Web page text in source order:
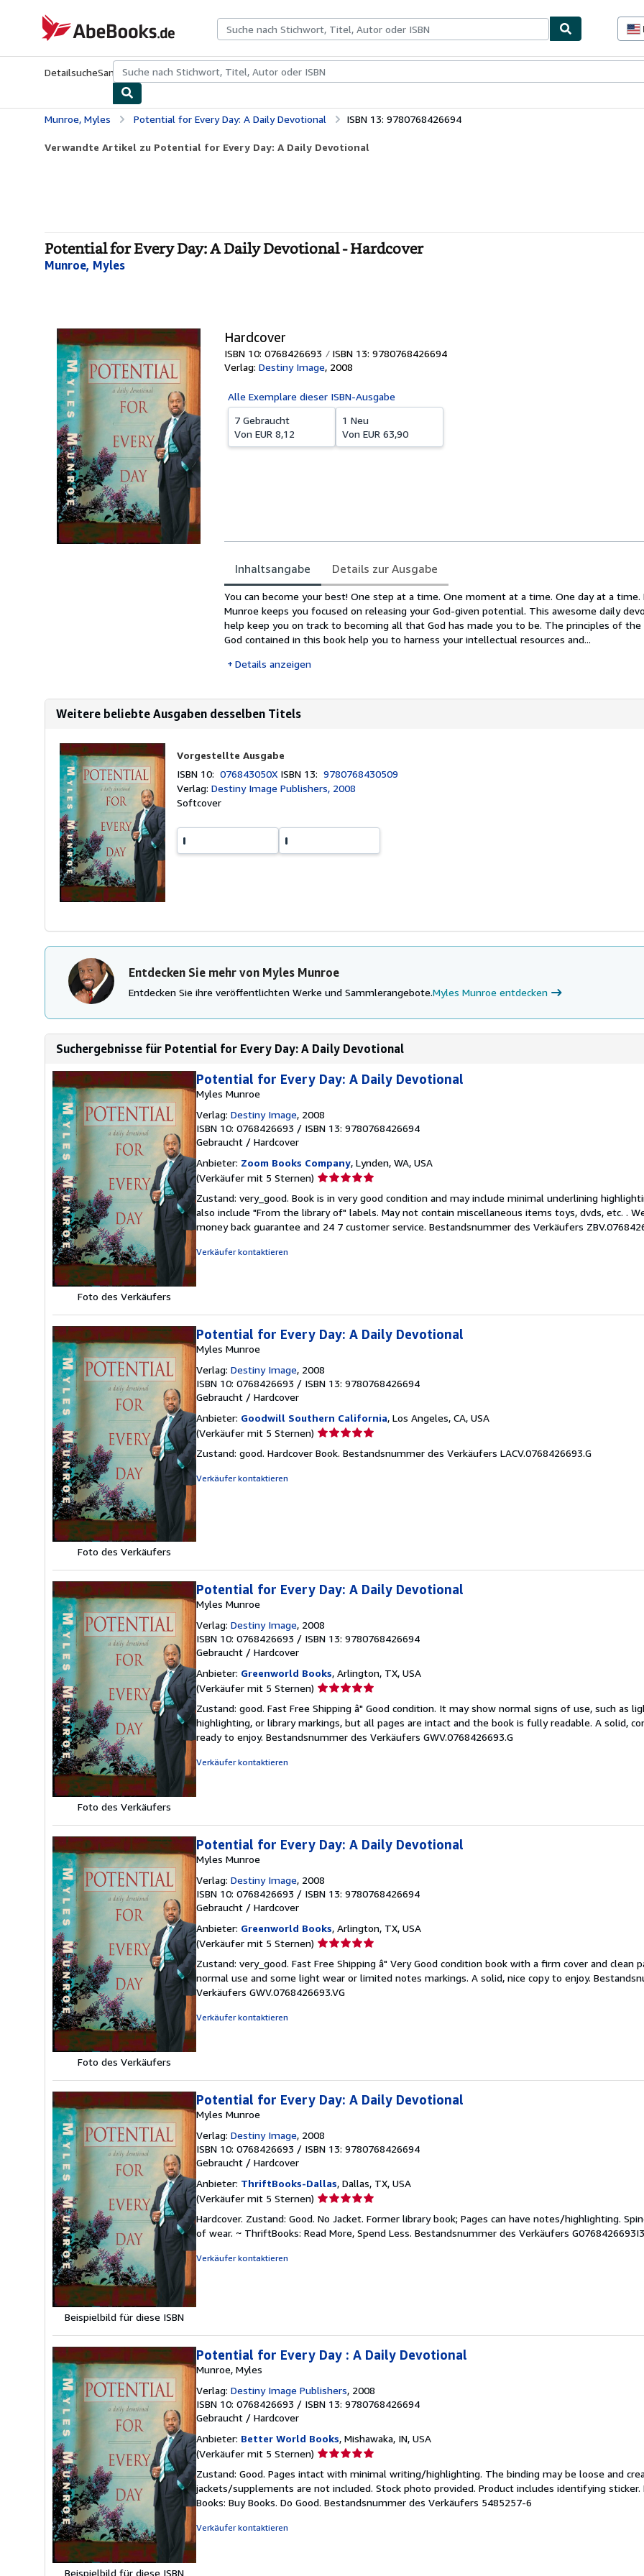
AbeBooks.de
DetailsucheSammlungenAntiquarische BücherKunst & Sammlerstücke
Munroe, Myles Potential for Every Day: A Daily Devotional ISBN 13: 9780768426694
Verwandte Artikel zu Potential for Every Day: A Daily Devotional
Potential for Every Day: A Daily Devotional - Hardcover
Munroe, Myles
Hardcover
ISBN 10: 0768426693
ISBN 13: 9780768426694
Verlag: Destiny Image, 2008
Alle Exemplare dieser ISBN-Ausgabe
7 Gebraucht
Von EUR 8,12
1 Neu
Von EUR 63,90
Inhaltsangabe Details zur Ausgabe
Inhaltsangabe
You can become your best! One step at a time. One moment at a time. One day at a time.
Munroe keeps you focused on releasing your God-given potential. This awesome daily
help keep you on track to becoming all that God has made you to be. The principles of
God contained in this book help you to harness your intellectual resources and...
Details anzeigen
Weitere beliebte Ausgaben desselben Titels
Vorgestellte Ausgabe
ISBN 10:076843050X ISBN 13:9780768430509
Verlag:Destiny Image Publishers, 2008
Softcover
Entdecken Sie mehr von Myles Munroe
Entdecken Sie ihre veröffentlichten Werke und Sammlerangebote.Myles Munroe entdecken
Suchergebnisse für Potential for Every Day: A Daily Devotional
Foto des Verkäufers
Potential for Every Day: A Daily Devotional
Myles Munroe
Verlag: Destiny Image, 2008
ISBN 10: 0768426693 / ISBN 13: 9780768426694
Gebraucht / Hardcover
Anbieter: Zoom Books Company, Lynden, WA, USA
(Verkäufer mit 5 Sternen) Verkäuferbewertung
von
5
Sternen
Zustand: very_good. Book is in very good condition and may include minimal underlining
also include "From the library of" labels. May not contain miscellaneous items toys, dvds, etc. .
money back guarantee and 24 7 customer service. Bestandsnummer des Verkäufers
Verkäufer kontaktieren
Foto des Verkäufers
Potential for Every Day: A Daily Devotional
Myles Munroe
Verlag: Destiny Image, 2008
ISBN 10: 0768426693 / ISBN 13: 9780768426694
Gebraucht / Hardcover
Anbieter: Goodwill Southern California, Los Angeles, CA, USA
(Verkäufer mit 5 Sternen) Verkäuferbewertung
von
Zustand: good. Hardcover Book. Bestandsnummer des Verkäufers LACV.0768426693.G
Verkäufer kontaktieren
Foto des Verkäufers
Potential for Every Day: A Daily Devotional
Myles Munroe
Verlag: Destiny Image, 2008
ISBN 10: 0768426693 / ISBN 13: 9780768426694
Gebraucht / Hardcover
Anbieter: Greenworld Books, Arlington, TX, USA
(Verkäufer mit 5 Sternen) Verkäuferbewertung
von
5
Sternen
Zustand: good. Fast Free Shipping â" Good condition. It may show normal signs of use, such as
highlighting, or library markings, but all pages are intact and the book is fully readable. A solid,
ready to enjoy. Bestandsnummer des Verkäufers GWV.0768426693.G
Verkäufer kontaktieren
Foto des Verkäufers
Potential for Every Day: A Daily Devotional
Myles Munroe
Verlag: Destiny Image, 2008
ISBN 10: 0768426693 / ISBN 13: 9780768426694
Gebraucht / Hardcover
Anbieter: Greenworld Books, Arlington, TX, USA
(Verkäufer mit 5 Sternen) Verkäuferbewertung
von
5
Sternen
Zustand: very_good. Fast Free Shipping â" Very Good condition book with a firm cover and clean
normal use and some light wear or limited notes markings. A solid, nice copy to enjoy.
Verkäufers GWV.0768426693.VG
Verkäufer kontaktieren
Beispielbild für diese ISBN
Potential for Every Day: A Daily Devotional
Myles Munroe
Verlag: Destiny Image, 2008
ISBN 10: 0768426693 / ISBN 13: 9780768426694
Gebraucht / Hardcover
Anbieter: ThriftBooks-Dallas, Dallas, TX, USA
(Verkäufer mit 5 Sternen) Verkäuferbewertung
von
5
Hardcover. Zustand: Good. No Jacket. Former library book; Pages can have notes/highlighting.
of wear. ~ ThriftBooks: Read More, Spend Less. Bestandsnummer des Verkäufers
Verkäufer kontaktieren
Beispielbild für diese ISBN
Potential for Every Day : A Daily Devotional
Munroe, Myles
Verlag: Destiny Image Publishers, 2008
ISBN 10: 0768426693 / ISBN 13: 9780768426694
Gebraucht / Hardcover
Anbieter: Better World Books, Mishawaka, IN, USA
(Verkäufer mit 5 Sternen) Verkäuferbewertung
von
5
Sternen
Zustand: Good. Pages intact with minimal writing/highlighting. The binding may be loose and
jackets/supplements are not included. Stock photo provided. Product includes identifying
Books: Buy Books. Do Good. Bestandsnummer des Verkäufers 5485257-6
Verkäufer kontaktieren